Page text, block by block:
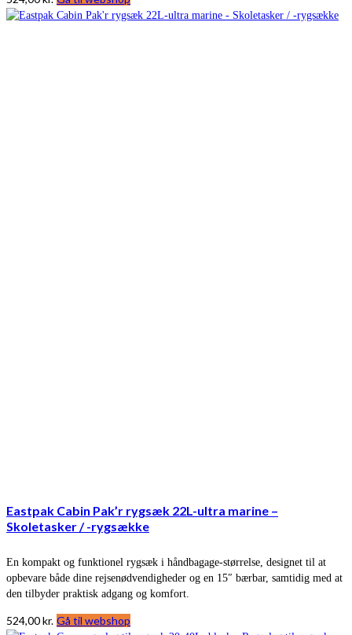
Eastpak Cabin Pak’r rygsæk 22L-ultra marine –
Skoletasker / -rygsække
En kompakt og funktionel rygsæk i håndbagage-størrelse, designet til at
opbevare både dine rejsenødvendigheder og en 15″ bærbar, samtidig med at
den tilbyder praktisk adgang og komfort.
524,00kr. Gå til webshop